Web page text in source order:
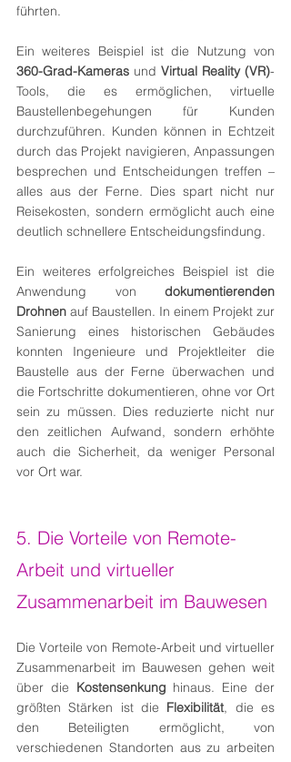
führten.
360-Grad-Kameras und Virtual Reality (VR)-
Tools, die es ermöglichen, virtuelle
Baustellenbegehungen für Kunden
durchzuführen. Kunden können in Echtzeit
durch das Projekt navigieren, Anpassungen
besprechen und Entscheidungen treffen –
alles aus der Ferne. Dies spart nicht nur
Reisekosten, sondern ermöglicht auch eine
deutlich schnellere Entscheidungsfindung.
Ein weiteres erfolgreiches Beispiel ist die
Anwendung von dokumentierenden
Drohnen auf Baustellen. In einem Projekt zur
Sanierung eines historischen Gebäudes
konnten Ingenieure und Projektleiter die
Baustelle aus der Ferne überwachen und
die Fortschritte dokumentieren, ohne vor Ort
sein zu müssen. Dies reduzierte nicht nur
den zeitlichen Aufwand, sondern erhöhte
auch die Sicherheit, da weniger Personal
vor Ort war.
5. Die Vorteile von Remote-
Arbeit und virtueller
Zusammenarbeit im Bauwesen
Die Vorteile von Remote-Arbeit und virtueller
Zusammenarbeit im Bauwesen gehen weit
über die Kostensenkung hinaus. Eine der
größten Stärken ist die Flexibilität, die es
den Beteiligten ermöglicht, von
verschiedenen Standorten aus zu arbeiten